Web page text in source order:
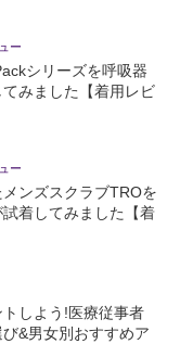
ー
シリーズを呼吸器
みました【着用レビ
ー
ンズスクラブTROを
着してみました【着
しよう!医療従事者
&男女別おすすめア